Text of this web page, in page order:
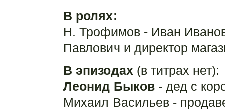
В ролях:
Н. Трофимов - Иван
Павлович и директор
В эпизодах(в титрах нет):
Леонид Быков- дед с
Михаил Васильев -